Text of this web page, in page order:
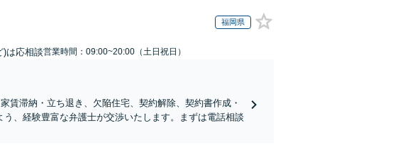
福岡県
)は応相談営業時間：09:00~20:00（土日祝日）
賃滞納・立ち退き、欠陥住宅、契約解除、契約書作成・
、経験豊富な弁護士が交渉いたします。まずは電話相談